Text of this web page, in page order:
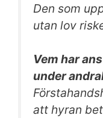
Den som
utan lov
Vem har
under
att hyran